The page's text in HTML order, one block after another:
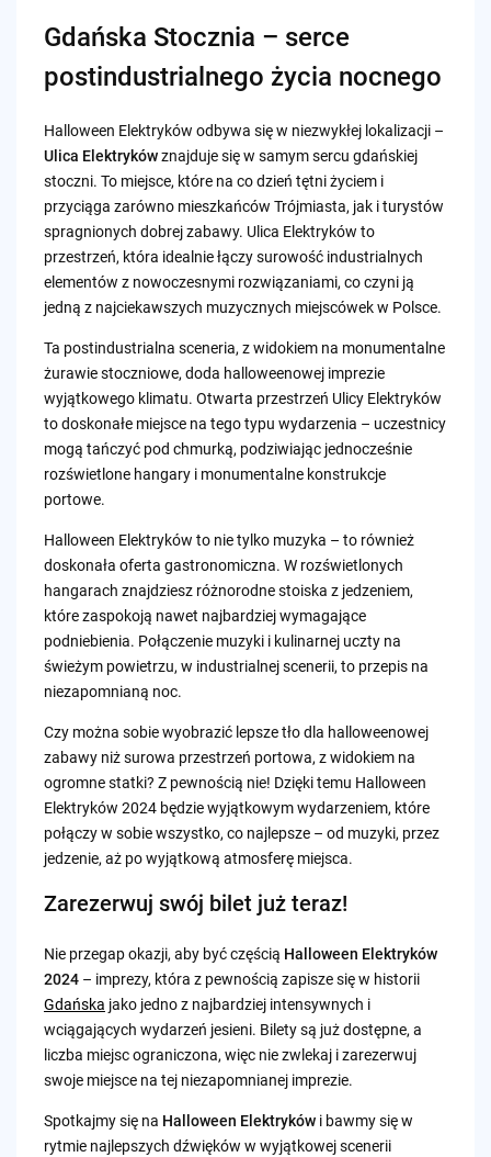
Gdańska Stocznia – serce
postindustrialnego życia nocnego
Halloween Elektryków odbywa się w niezwykłej lokalizacji –
Ulica Elektrykówznajduje się w samym sercu gdańskiej
stoczni. To miejsce, które na co dzień tętni życiem i
przyciąga zarówno mieszkańców Trójmiasta, jak i turystów
spragnionych dobrej zabawy. Ulica Elektryków to
przestrzeń, która idealnie łączy surowość industrialnych
elementów z nowoczesnymi rozwiązaniami, co czyni ją
jedną z najciekawszych muzycznych miejscówek w Polsce.
Ta postindustrialna sceneria, z widokiem na monumentalne
żurawie stoczniowe, doda halloweenowej imprezie
wyjątkowego klimatu. Otwarta przestrzeń Ulicy Elektryków
to doskonałe miejsce na tego typu wydarzenia – uczestnicy
mogą tańczyć pod chmurką, podziwiając jednocześnie
rozświetlone hangary i monumentalne konstrukcje
portowe.
Halloween Elektryków to nie tylko muzyka – to również
doskonała oferta gastronomiczna. W rozświetlonych
hangarach znajdziesz różnorodne stoiska z jedzeniem,
które zaspokoją nawet najbardziej wymagające
podniebienia. Połączenie muzyki i kulinarnej uczty na
świeżym powietrzu, w industrialnej scenerii, to przepis na
niezapomnianą noc.
Czy można sobie wyobrazić lepsze tło dla halloweenowej
zabawy niż surowa przestrzeń portowa, z widokiem na
ogromne statki? Z pewnością nie! Dzięki temu Halloween
Elektryków 2024 będzie wyjątkowym wydarzeniem, które
połączy w sobie wszystko, co najlepsze – od muzyki, przez
jedzenie, aż po wyjątkową atmosferę miejsca.
Zarezerwuj swój bilet już teraz!
Nie przegap okazji, aby być częścią Halloween Elektryków
2024– imprezy, która z pewnością zapisze się w historii
Gdańska jako jedno z najbardziej intensywnych i
wciągających wydarzeń jesieni. Bilety są już dostępne, a
liczba miejsc ograniczona, więc nie zwlekaj i zarezerwuj
swoje miejsce na tej niezapomnianej imprezie.
Spotkajmy się na Halloween Elektrykówi bawmy się w
rytmie najlepszych dźwięków w wyjątkowej scenerii